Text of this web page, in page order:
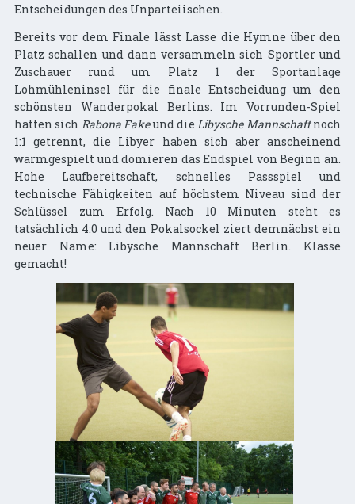
Entscheidungen des Unparteiischen.
Bereits vor dem Finale lässt Lasse die Hymne über den
Platz schallen und dann versammeln sich Sportler und
Zuschauer rund um Platz 1 der Sportanlage
Lohmühleninsel für die finale Entscheidung um den
schönsten Wanderpokal Berlins. Im Vorrunden-Spiel
hatten sich Rabona Fakeund die Libysche Mannschaftnoch
1:1 getrennt, die Libyer haben sich aber anscheinend
warmgespielt und domieren das Endspiel von Beginn an.
Hohe Laufbereitschaft, schnelles Passspiel und
technische Fähigkeiten auf höchstem Niveau sind der
Schlüssel zum Erfolg. Nach 10 Minuten steht es
tatsächlich 4:0 und den Pokalsockel ziert demnächst ein
neuer Name: Libysche Mannschaft Berlin. Klasse
gemacht!